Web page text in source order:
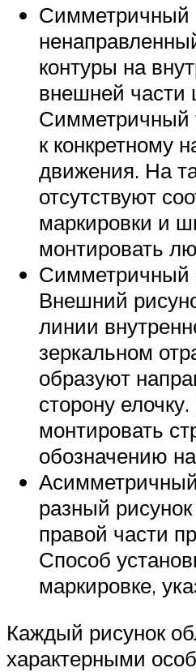
Симметричный
контуры на
внешней
Симметричный
к конкретному
движения. На
отсутствуют
маркировки и
монтировать
Симметричный
Внешний
линии
зеркальном
образуют
сторону
монтировать
обозначению
разный
правой части
Способ
маркировке,
Каждый рисунок
характерными